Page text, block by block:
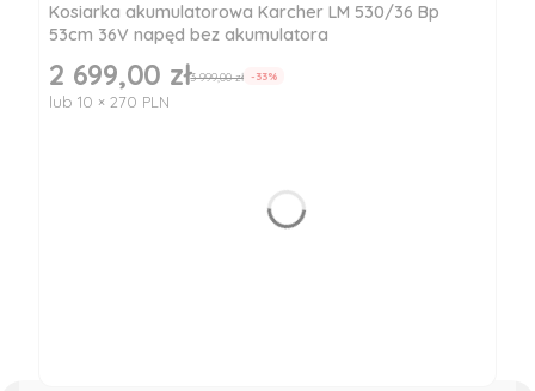
Kosiarka akumulatorowa Karcher LM 530/36 Bp
53cm 36V napęd bez akumulatora
Cena promocyjna
2 699,00 zł3 999,00 zł -33%
lub 10 × 270 PLN